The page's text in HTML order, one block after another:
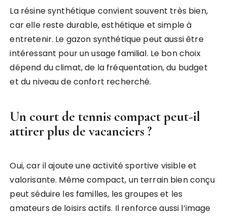
La résine synthétique convient souvent très bien,
car elle reste durable, esthétique et simple à
entretenir. Le gazon synthétique peut aussi être
intéressant pour un usage familial. Le bon choix
dépend du climat, de la fréquentation, du budget
et du niveau de confort recherché.
Un court de tennis compact peut-il
attirer plus de vacanciers ?
Oui, car il ajoute une activité sportive visible et
valorisante. Même compact, un terrain bien conçu
peut séduire les familles, les groupes et les
amateurs de loisirs actifs. Il renforce aussi l’image